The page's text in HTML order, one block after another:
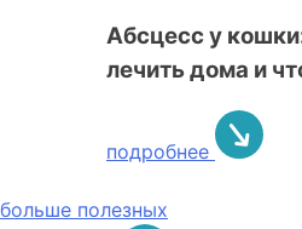
Абсцесс у
лечить дома и
подробнее
больше полезных